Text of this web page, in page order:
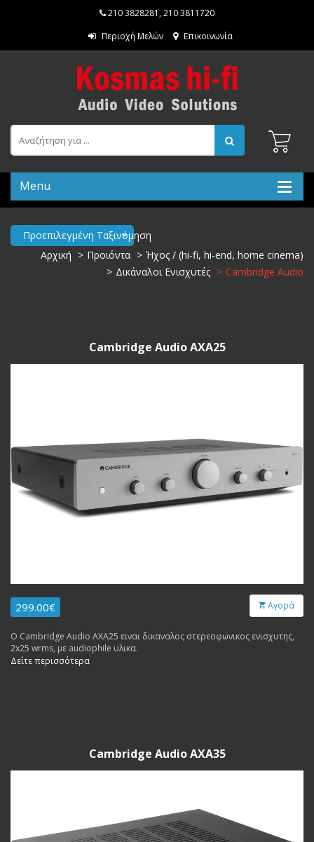
210 3828281 ,210 3811720
Περιοχή Μελών
Επικοινωνία
Menu
Προεπιλεγμένη Ταξινόμηση
Αρχική
Προιόντα
Ήχος / (hi-fi, hi-end, home cinema)
Δικάναλοι Ενισχυτές
Cambridge Audio
Cambridge Audio AXA25
299.00€ Αγορά
Ο Cambridge Audio AXA25 ειναι δικαναλος στερεοφωνικος ενισχυτης,
2x25 wrms, με audiophile υλικα.
Δείτε περισσότερα
Cambridge Audio AXA35